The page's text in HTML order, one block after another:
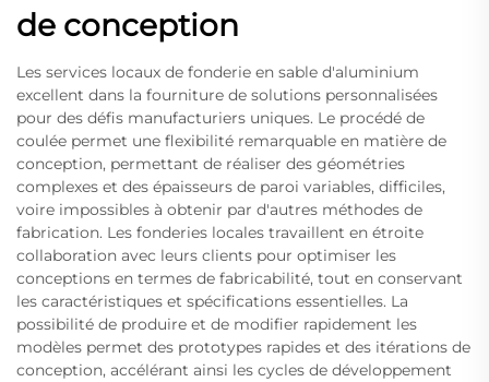
de conception
Les services locaux de fonderie en sable d'aluminium
excellent dans la fourniture de solutions personnalisées
pour des défis manufacturiers uniques. Le procédé de
coulée permet une flexibilité remarquable en matière de
conception, permettant de réaliser des géométries
complexes et des épaisseurs de paroi variables, difficiles,
voire impossibles à obtenir par d'autres méthodes de
fabrication. Les fonderies locales travaillent en étroite
collaboration avec leurs clients pour optimiser les
conceptions en termes de fabricabilité, tout en conservant
les caractéristiques et spécifications essentielles. La
possibilité de produire et de modifier rapidement les
modèles permet des prototypes rapides et des itérations de
conception, accélérant ainsi les cycles de développement